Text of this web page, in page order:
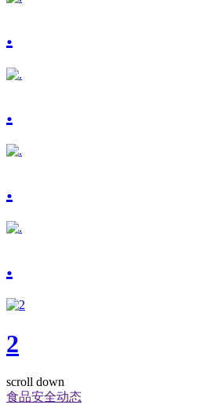
.
.
.
.
2
scroll down
食品安全动态